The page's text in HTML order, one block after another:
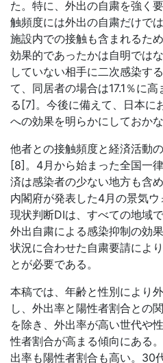
た。特に、外出の自粛を強く
触頻度には外出の自粛だけで
施設内での接触も含まれるた
効果的であったかは自明では
していない相手に二次感染す
て、同居者の場合は17.1％に
る[7]。今後に備えて、日本に
への効果を明らかにしておか
他者との接触頻度と経済活動
[8]。4月から始まった全国一
済は感染者の少ない地方も含
内閣府が発表した4月の景気
現状判断DIは、すべての地域
外出自粛による感染抑制の効
状況に合わせた自粛要請によ
とが必要である。
本稿では、年齢と性別により
し、外出率と陽性者割合との
を除き、外出率が高い世代や
性者割合が高まる傾向にある
出率も陽性者割合も高い。30